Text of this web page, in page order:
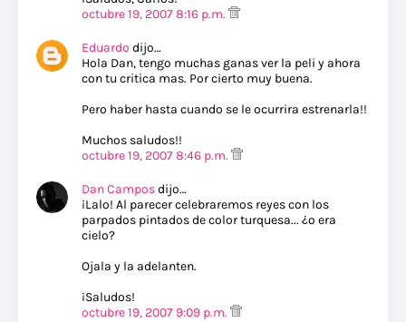
octubre 19, 2007 8:16 p.m.
Eduardo dijo…
Hola Dan, tengo muchas ganas ver la peli y ahora
con tu critica mas. Por cierto muy buena.
Pero haber hasta cuando se le ocurrira estrenarla!!
Muchos saludos!!
octubre 19, 2007 8:46 p.m.
Dan Camposdijo…
¡Lalo! Al parecer celebraremos reyes con los
parpados pintados de color turquesa... ¿o era
cielo?
Ojala y la adelanten.
¡Saludos!
octubre 19, 2007 9:09 p.m.